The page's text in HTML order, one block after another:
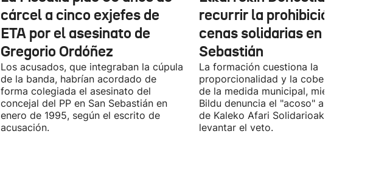
cárcel a cinco exjefes de
ETA por el asesinato de
Gregorio Ordóñez
Los acusados, que integraban la cúpula
de la banda, habrían acordado de
forma colegiada el asesinato del
concejal del PP en San Sebastián en
enero de 1995, según el escrito de
acusación.
recurrir la prohibición de
cenas solidarias en San
Sebastián
La formación cuestiona la
proporcionalidad y la cobertura
de la medida municipal, mientras EH
Bildu denuncia el "acoso" a
de Kaleko Afari Solidarioak y pide
levantar el veto.